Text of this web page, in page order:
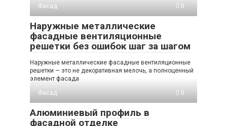
Фасад
0
Наружные металлические
фасадные вентиляционные
решетки без ошибок шаг за шагом
Наружные металлические фасадные вентиляционные
решетки — это не декоративная мелочь, а полноценный
элемент фасада
Фасад
0
Алюминиевый профиль в
фасадной отделке